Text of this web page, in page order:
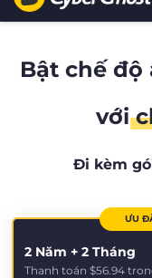
Bật chế độ
với
Đi kèm
ƯU
2 Năm + 2 Tháng
Thanh toán $56.94